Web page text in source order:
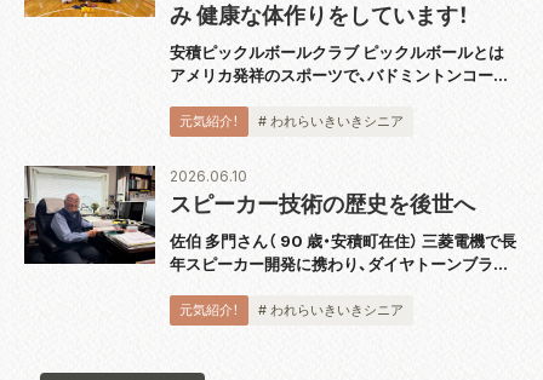
み 健康な体作りをしています！
安積ピックルボールクラブ ピックルボールとは
アメリカ発祥のスポーツで、バドミントンコート
ケットを使用し、穴あきのプラスチックボールを
打ち合うスポーツです。運動としても緩すぎず
激...
元気紹介！ # われらいきいきシニア
スピーカー技術の歴史を後世へ
佐伯 多門さん（ 90 歳・安積町在住） 三菱電機で長
年スピーカー開発に携わり、ダイヤトーンブラン
に『スピーカー技術の 100 年』完結巻を出版し、
2018 年から続く全 5...
元気紹介！ # われらいきいきシニア
2026.06.10